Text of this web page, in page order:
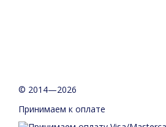
© 2014—2026
Принимаем к оплате